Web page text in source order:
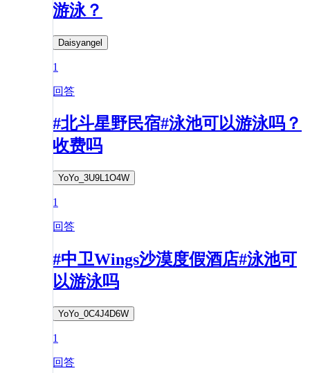
游泳？
Daisyangel
1
回答
#北斗星野民宿#泳池可以游泳吗？
收费吗
YoYo_3U9L1O4W
1
回答
#中卫Wings沙漠度假酒店#泳池可
以游泳吗
YoYo_0C4J4D6W
1
回答